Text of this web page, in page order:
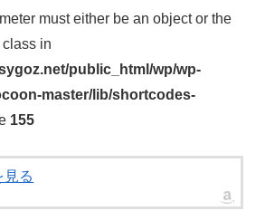
must either be an object or the
in
public_html/wp/wp-
master/lib/shortcodes-
155
見る